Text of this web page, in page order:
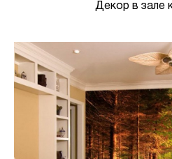
Декор в зале